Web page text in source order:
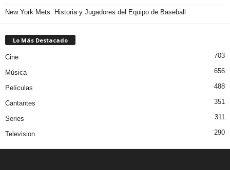
New York Mets: Historia y Jugadores del Equipo de Baseball
Lo Más Destacado
Cine 703
Música 656
Películas 488
Cantantes 351
Series 311
Television 290